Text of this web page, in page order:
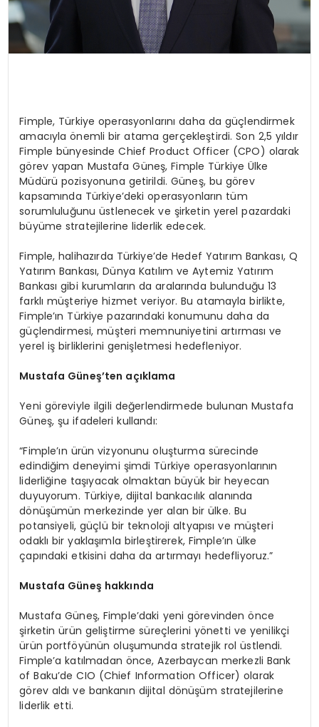
Fimple, Türkiye operasyonlarını daha da güçlendirmek
amacıyla önemli bir atama gerçekleştirdi. Son 2,5 yıldır
Fimple bünyesinde Chief Product Officer (CPO) olarak
görev yapan Mustafa Güneş, Fimple Türkiye Ülke
Müdürü pozisyonuna getirildi. Güneş, bu görev
kapsamında Türkiye’deki operasyonların tüm
sorumluluğunu üstlenecek ve şirketin yerel pazardaki
büyüme stratejilerine liderlik edecek.
Fimple, halihazırda Türkiye’de Hedef Yatırım Bankası, Q
Yatırım Bankası, Dünya Katılım ve Aytemiz Yatırım
Bankası gibi kurumların da aralarında bulunduğu 13
farklı müşteriye hizmet veriyor. Bu atamayla birlikte,
Fimple’ın Türkiye pazarındaki konumunu daha da
güçlendirmesi, müşteri memnuniyetini artırması ve
yerel iş birliklerini genişletmesi hedefleniyor.
Mustafa Güneş’ten açıklama
Yeni göreviyle ilgili değerlendirmede bulunan Mustafa
Güneş, şu ifadeleri kullandı:
“Fimple’ın ürün vizyonunu oluşturma sürecinde
edindiğim deneyimi şimdi Türkiye operasyonlarının
liderliğine taşıyacak olmaktan büyük bir heyecan
duyuyorum. Türkiye, dijital bankacılık alanında
dönüşümün merkezinde yer alan bir ülke. Bu
potansiyeli, güçlü bir teknoloji altyapısı ve müşteri
odaklı bir yaklaşımla birleştirerek, Fimple’ın ülke
çapındaki etkisini daha da artırmayı hedefliyoruz.”
Mustafa Güneş hakkında
Mustafa Güneş, Fimple’daki yeni görevinden önce
şirketin ürün geliştirme süreçlerini yönetti ve yenilikçi
ürün portföyünün oluşumunda stratejik rol üstlendi.
Fimple’a katılmadan önce, Azerbaycan merkezli Bank
of Baku’de CIO (Chief Information Officer) olarak
görev aldı ve bankanın dijital dönüşüm stratejilerine
liderlik etti.